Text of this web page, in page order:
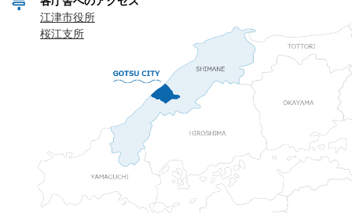
江津市役所
桜江支所